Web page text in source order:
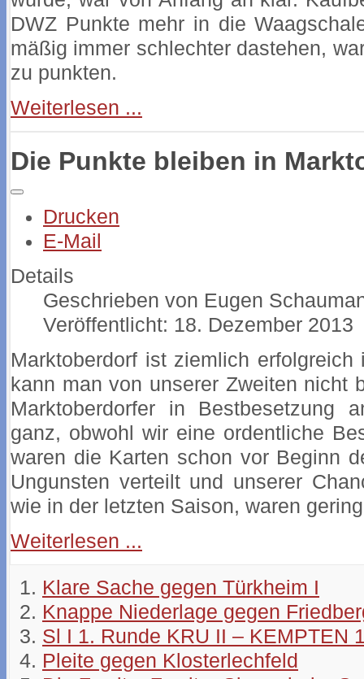
DWZ Punkte mehr in die
mäßig immer schlechter dastehen,
zu punkten.
Weiterlesen ...
Die Punkte bleiben in
Drucken
E-Mail
Details
Geschrieben von Eugen
Veröffentlicht: 18. Dezember 2013
Marktoberdorf ist ziemlich
kann man von unserer Zweiten nicht
Marktoberdorfer in Bestbesetzung
ganz, obwohl wir eine ordentliche
waren die Karten schon vor Beginn
Ungunsten verteilt und unserer
wie in der letzten Saison, waren
Weiterlesen ...
Klare Sache gegen Türkheim I
Knappe Niederlage gegen
Sl I 1. Runde KRU II – KEMPTEN
Pleite gegen Klosterlechfeld